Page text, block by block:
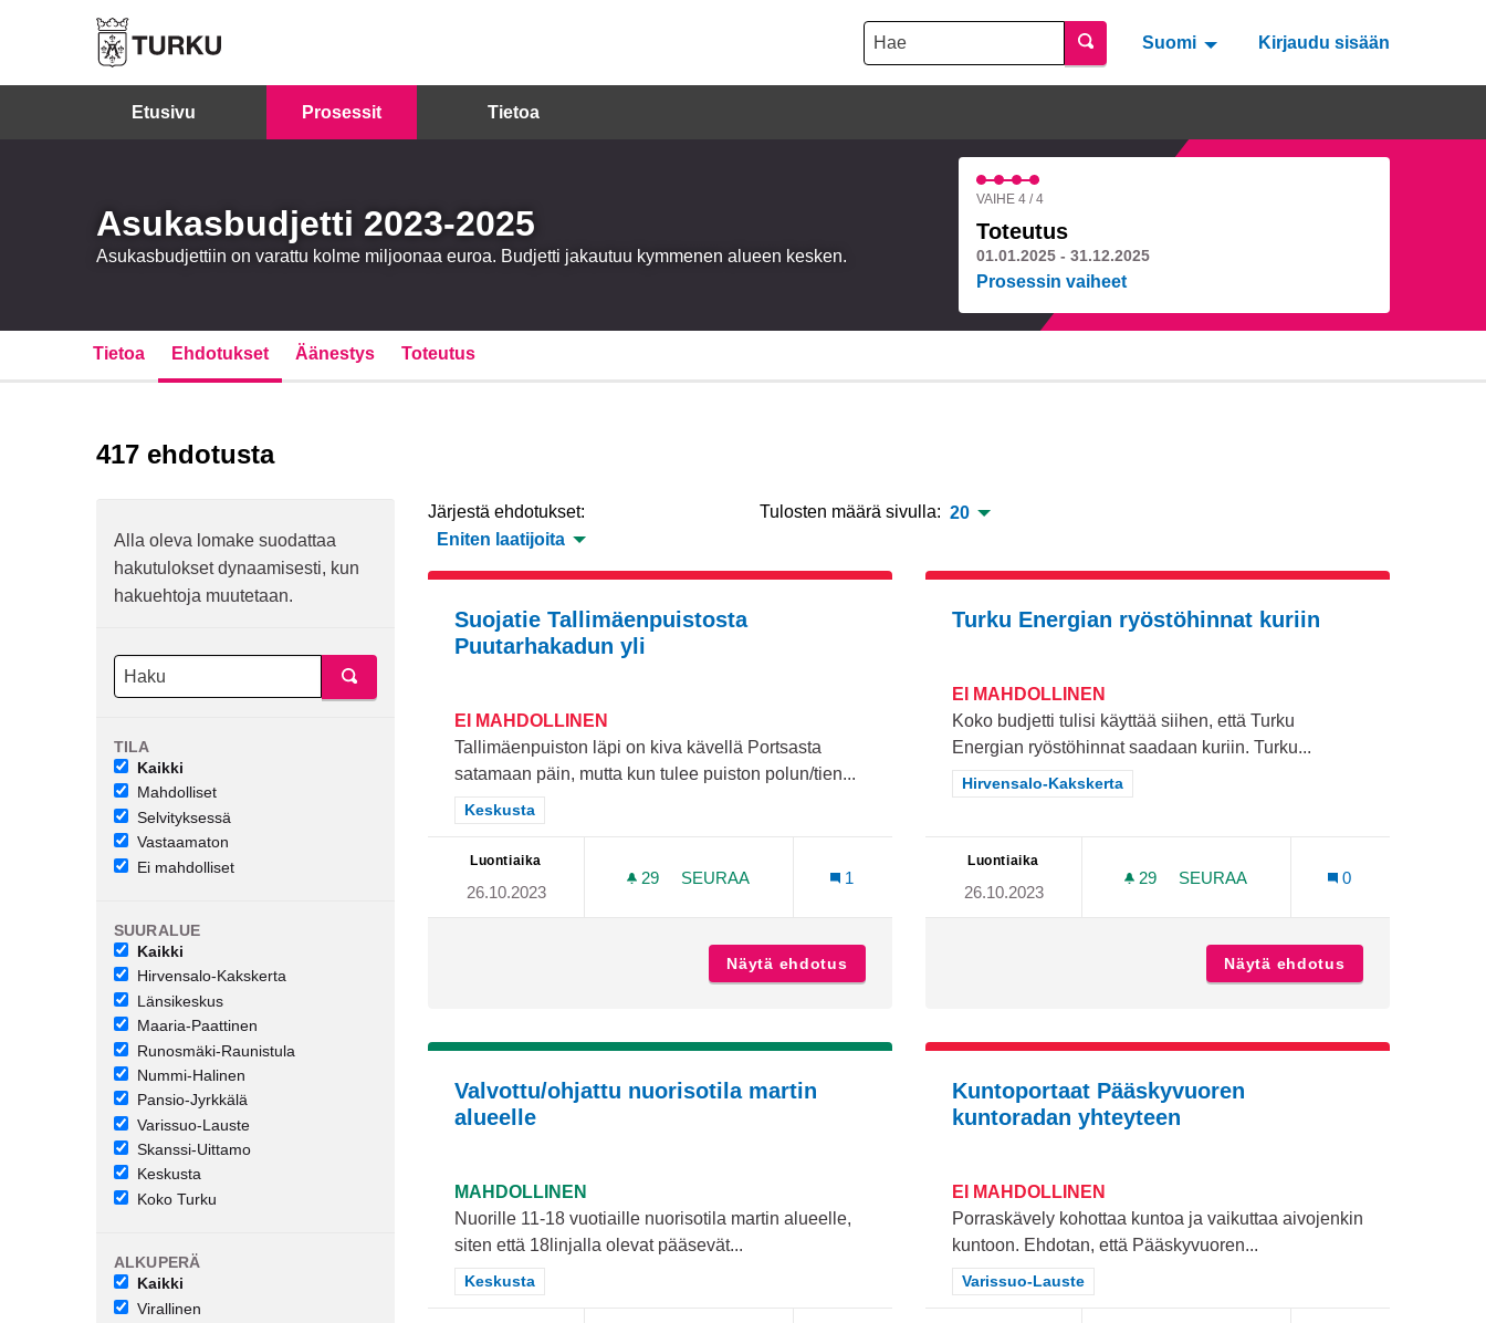
Hae Suomi Valitse kieli Välj språk
Kirjaudu sisään
Etusivu Prosessit Tietoa
Asukasbudjetti 2023-2025
Asukasbudjettiin on varattu kolme miljoonaa euroa. Budjetti jakautuu kymmenen alueen kesken.
VAIHE 4 / 4
Toteutus
01.01.2025 - 31.12.2025
Prosessin vaiheet
Tietoa Ehdotukset Äänestys Toteutus
417 ehdotusta
Alla oleva lomake suodattaa
hakutulokset dynaamisesti, kun
hakuehtoja muutetaan.
TILA
Kaikki
Mahdolliset
Selvityksessä
Vastaamaton
Ei mahdolliset
SUURALUE
Kaikki
Hirvensalo-Kakskerta
Länsikeskus
Maaria-Paattinen
Runosmäki-Raunistula
Nummi-Halinen
Pansio-Jyrkkälä
Varissuo-Lauste
Skanssi-Uittamo
Keskusta
Koko Turku
ALKUPERÄ
Kaikki
Virallinen
Järjestä ehdotukset:
Eniten laatijoita
Tulosten määrä sivulla: 20
Suojatie Tallimäenpuistosta
Puutarhakadun yli
EI MAHDOLLINEN
Tallimäenpuiston läpi on kiva kävellä Portsasta
satamaan päin, mutta kun tulee puiston polun/tien...
Rajaa tulokset teeman mukaan: Keskusta
Keskusta
Luontiaika
26.10.2023
29 29 SEURAAJAA
SEURAA
SUOJATIE TALLIMÄENPUISTOSTA PUUTARHAKADUN YLI
1
Näytä ehdotus Suojatie Tallimäenpuistosta Puutarhakadun yli
Turku Energian ryöstöhinnat kuriin
EI MAHDOLLINEN
Koko budjetti tulisi käyttää siihen, että Turku
Energian ryöstöhinnat saadaan kuriin. Turku...
Rajaa tulokset teeman mukaan: Hirvensalo-Kakskerta
Hirvensalo-Kakskerta
Luontiaika
26.10.2023
29 29 SEURAAJAA
SEURAA
0
Näytä ehdotus
Valvottu/ohjattu nuorisotila martin
alueelle
MAHDOLLINEN
Nuorille 11-18 vuotiaille nuorisotila martin alueelle,
siten että 18linjalla olevat pääsevät...
Rajaa tulokset teeman mukaan: Keskusta
Keskusta
Kuntoportaat Pääskyvuoren
kuntoradan yhteyteen
EI MAHDOLLINEN
Porraskävely kohottaa kuntoa ja vaikuttaa aivojenkin
kuntoon. Ehdotan, että Pääskyvuoren...
Rajaa tulokset teeman mukaan: Varissuo-Lauste
Varissuo-Lauste